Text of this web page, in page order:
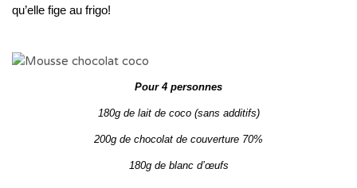
qu’elle fige au frigo!
Pour 4 personnes
180g de lait de coco (sans additifs)
200g de chocolat de couverture 70%
180g de blanc d’œufs